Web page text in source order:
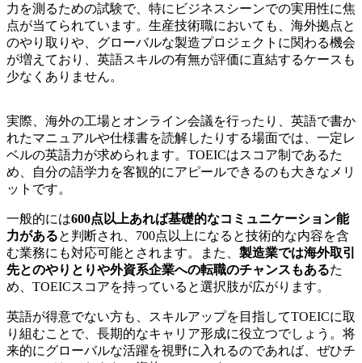
力を測るための試験で、特にビジネスシーンでの実用性に焦
点が当てられています。生産技術職においても、海外拠点と
のやり取りや、グローバルな製造プロジェクトに関わる機会
が増えており、英語スキルの有無が評価に直結するケースも
少なくありません。
実際、海外の工場とオンライン会議を行ったり、英語で書か
れたマニュアルや仕様書を読解したりする場面では、一定レ
ベルの英語力が求められます。TOEICはスコア制であるた
め、自分の語学力を客観的にアピールできるのも大きなメリ
ットです。
一般的には600点以上あれば基礎的なコミュニケーション能
力があると判断され、700点以上になると技術的な内容を含
む業務にも対応可能とされます。また、 製造業では海外取引
先とのやりとりや外資系企業への転職のチャンスもあるた
め、TOEICスコアを持っていると選択肢が広がります。
英語が得意でない方も、スキルアップを目指してTOEICに取
り組むことで、長期的なキャリア形成に役立つでしょう。将
来的にグローバルな活躍を視野に入れるのであれば、ぜひチ